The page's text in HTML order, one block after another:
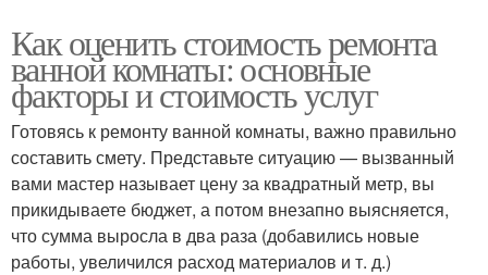
Как оценить стоимость ремонта
ванной комнаты: основные
факторы и стоимость услуг
Готовясь к ремонту ванной комнаты, важно правильно
составить смету. Представьте ситуацию — вызванный
вами мастер называет цену за квадратный метр, вы
прикидываете бюджет, а потом внезапно выясняется,
что сумма выросла в два раза (добавились новые
работы, увеличился расход материалов и т. д.)